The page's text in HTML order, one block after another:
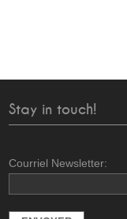
Stay in touch!
Courriel Newsletter: